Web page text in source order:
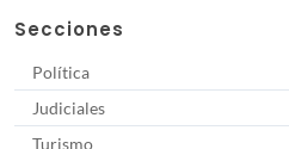
Secciones
Política
Judiciales
Turismo